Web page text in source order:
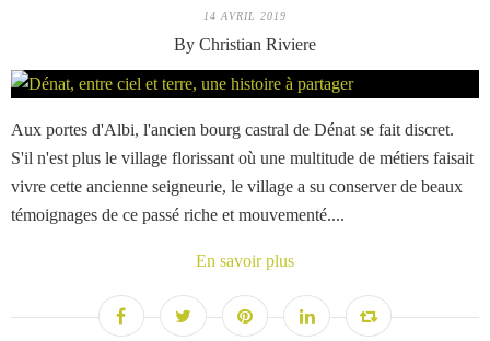
14 AVRIL 2019
By Christian Riviere
Aux portes d'Albi, l'ancien bourg castral de Dénat se fait discret.
S'il n'est plus le village florissant où une multitude de métiers faisait
vivre cette ancienne seigneurie, le village a su conserver de beaux
témoignages de ce passé riche et mouvementé....
En savoir plus